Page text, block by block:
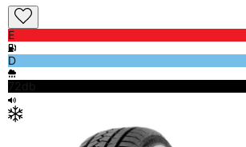
E
D
72db